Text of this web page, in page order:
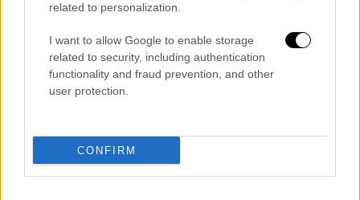
related to personalization.
I want to allow Google to enable storage
related to security, including authentication
functionality and fraud prevention, and other
user protection.
CONFIRM
«Ποτέ τα λεφτά δεν είναι το ζήτημα»
Η ίδια υπογραμμίζει ότι ποτέ τα χρήματα δεν
είναι το ζήτημα στο να φτάσει κάποιος
έφηβος να μαχαιρώσει ένα συνομήλικό του,
«Ένα παιδί ή ένας έφηβος γίνεται πιο βίαιος,
όταν βρίσκεται σε απόγνωση.Για να